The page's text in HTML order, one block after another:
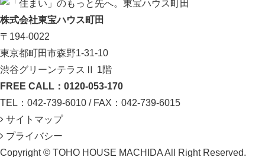
株式会社東宝ハウス町田
〒194-0022
東京都町田市森野1-31-10
渋谷グリーンテラスⅡ 1階
FREE CALL：0120-053-170
TEL：042-739-6010 / FAX：042-739-6015
サイトマップ
プライバシー
Copyright © TOHO HOUSE MACHIDA All Right Reserved.